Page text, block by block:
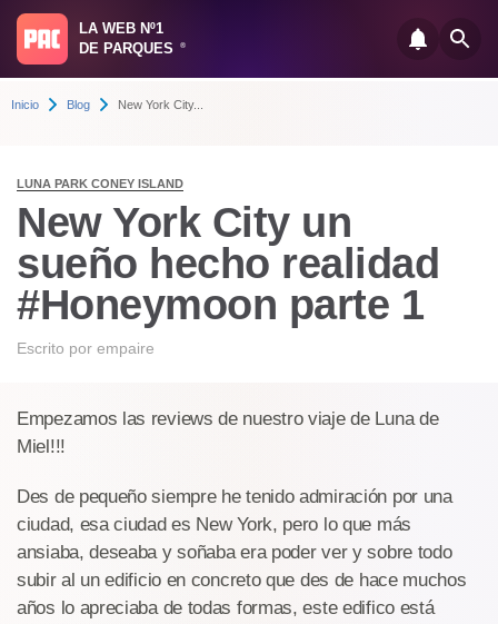
LA WEB Nº1
DE PARQUES
®
Inicio Blog ​New York City...
LUNA PARK CONEY ISLAND
​New York City un
sueño hecho realidad
#Honeymoon parte 1
Escrito por empaire
Empezamos las reviews de nuestro viaje de Luna de
Miel!!!
Des de pequeño siempre he tenido admiración por una
ciudad, esa ciudad es New York, pero lo que más
ansiaba, deseaba y soñaba era poder ver y sobre todo
subir al un edificio en concreto que des de hace muchos
años lo apreciaba de todas formas, este edifico está